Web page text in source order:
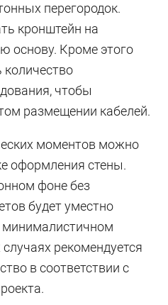
перегородок.
кронштейн на
основу. Кроме этого
количество
чтобы
размещении кабелей.
моментов можно
оформления стены.
фоне без
будет уместно
минималистичном
рекомендуется
в соответствии с